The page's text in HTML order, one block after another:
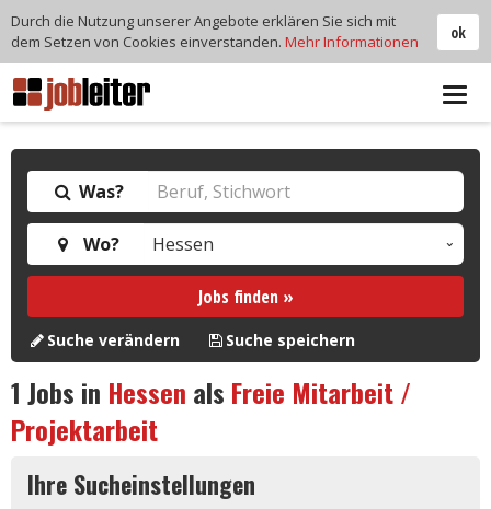
Was?
Wo?
Jobs finden »
Suche verändern Suche speichern
1 Jobs in Hessen als Freie Mitarbeit /
Projektarbeit
Ihre Sucheinstellungen
ok
Durch die Nutzung unserer Angebote erklären Sie sich mit
dem Setzen von Cookies einverstanden. Mehr Informationen